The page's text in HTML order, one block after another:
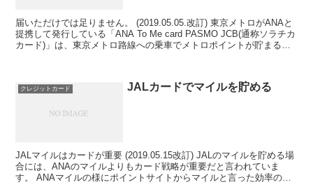
届いただけでは足りません。 (2019.05.05.改訂) 東京メトロがANAと
提携して発行している「ANA To Me card PASMO JCB(通称ソラチカ
カード)」は、東京メトロ路線への乗車でメトロポイントが貯まる
クレジットカード JALカードでマイルを貯める
JALマイルはカードが重要 (2019.05.15改訂) JALのマイルを貯める場
合には、ANAのマイルよりもカード戦略が重要だと言われていま
す。 ANAマイルの様にポイントサイトからマイルと言った効率の良